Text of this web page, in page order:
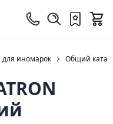
для иномарок Общий